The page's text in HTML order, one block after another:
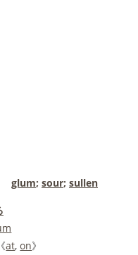
glum; sour; sullen
《at,on》